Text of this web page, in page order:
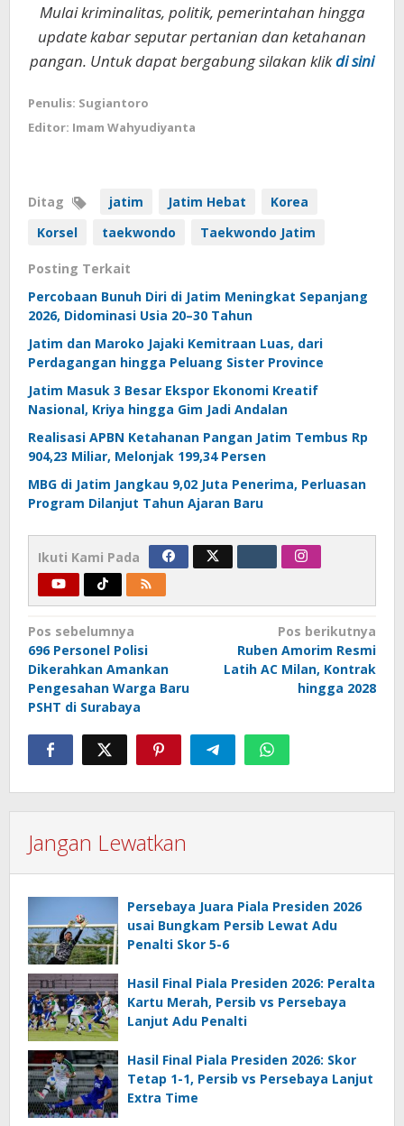
Mulai kriminalitas, politik, pemerintahan hingga
update kabar seputar pertanian dan ketahanan
pangan. Untuk dapat bergabung silakan klikdi sini
Penulis: Sugiantoro
Editor: Imam Wahyudiyanta
Ditag jatim Jatim Hebat
Korea
Korsel
taekwondo Taekwondo Jatim
Posting Terkait
Percobaan Bunuh Diri di Jatim Meningkat Sepanjang
2026, Didominasi Usia 20–30 Tahun
Jatim dan Maroko Jajaki Kemitraan Luas, dari
Perdagangan hingga Peluang Sister Province
Jatim Masuk 3 Besar Ekspor Ekonomi Kreatif
Nasional, Kriya hingga Gim Jadi Andalan
Realisasi APBN Ketahanan Pangan Jatim Tembus Rp
904,23 Miliar, Melonjak 199,34 Persen
MBG di Jatim Jangkau 9,02 Juta Penerima, Perluasan
Program Dilanjut Tahun Ajaran Baru
Ikuti Kami Pada
Navigasi
pos
Pos sebelumnya
696 Personel Polisi
Dikerahkan Amankan
Pengesahan Warga Baru
PSHT di Surabaya
Pos berikutnya
Ruben Amorim Resmi
Latih AC Milan, Kontrak
hingga 2028
Jangan Lewatkan
Persebaya Juara Piala Presiden 2026
usai Bungkam Persib Lewat Adu
Penalti Skor 5-6
Hasil Final Piala Presiden 2026: Peralta
Kartu Merah, Persib vs Persebaya
Lanjut Adu Penalti
Hasil Final Piala Presiden 2026: Skor
Tetap 1-1, Persib vs Persebaya Lanjut
Extra Time